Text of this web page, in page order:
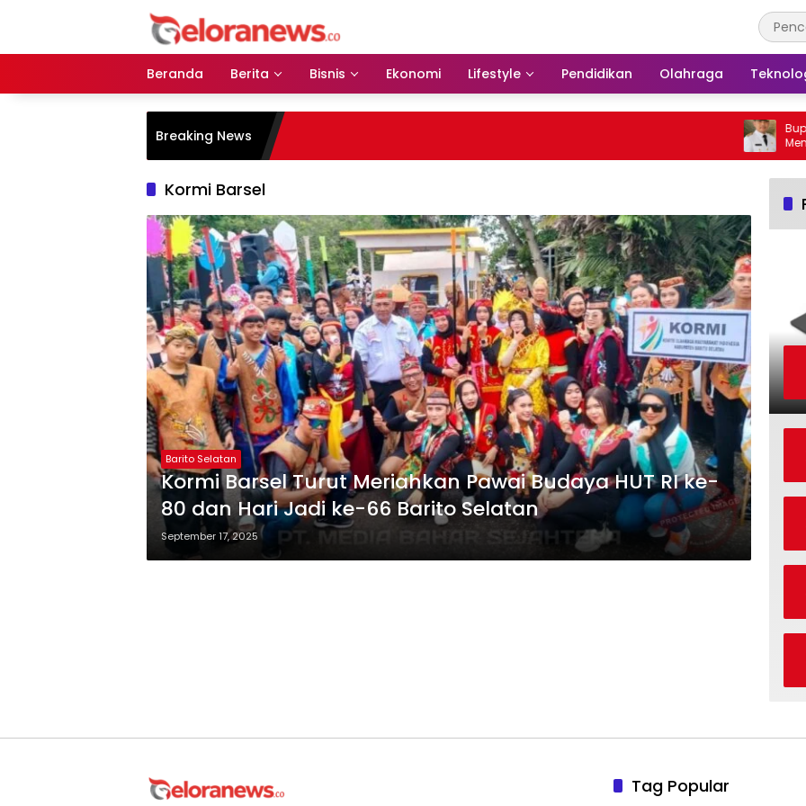
Beranda
Berita Bisnis Ekonomi Lifestyle Pendidikan Olahraga
Breaking News
Bupati
Barito
Kormi Barsel
Barito Selatan
Kormi Barsel Turut Meriahkan Pawai Budaya HUT RI ke-
80 dan Hari Jadi ke-66 Barito Selatan
September 17, 2025
Tag Popular